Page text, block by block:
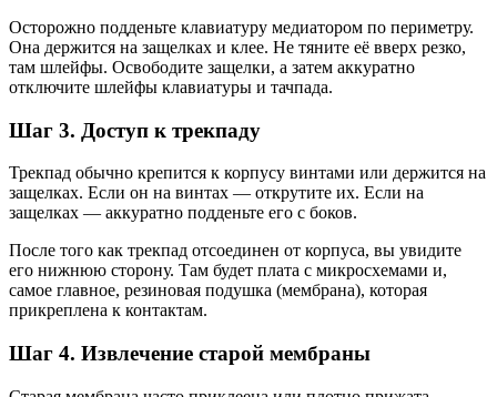
Осторожно подденьте клавиатуру медиатором по периметру.
Она держится на защелках и клее. Не тяните её вверх резко,
там шлейфы. Освободите защелки, а затем аккуратно
отключите шлейфы клавиатуры и тачпада.
Шаг 3. Доступ к трекпаду
Трекпад обычно крепится к корпусу винтами или держится на
защелках. Если он на винтах — открутите их. Если на
защелках — аккуратно подденьте его с боков.
После того как трекпад отсоединен от корпуса, вы увидите
его нижнюю сторону. Там будет плата с микросхемами и,
самое главное, резиновая подушка (мембрана), которая
прикреплена к контактам.
Шаг 4. Извлечение старой мембраны